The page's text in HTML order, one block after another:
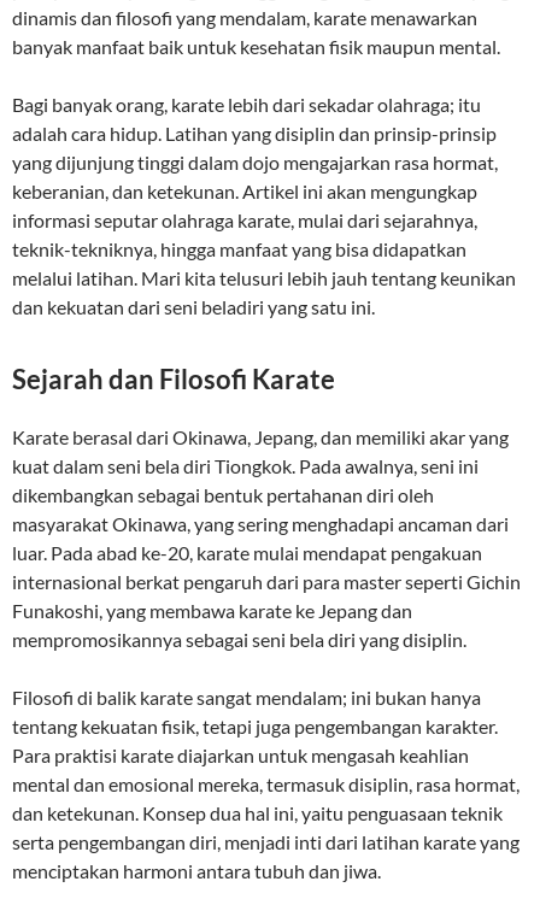
dinamis dan filosofi yang mendalam, karate menawarkan
banyak manfaat baik untuk kesehatan fisik maupun mental.
Bagi banyak orang, karate lebih dari sekadar olahraga; itu
adalah cara hidup. Latihan yang disiplin dan prinsip-prinsip
yang dijunjung tinggi dalam dojo mengajarkan rasa hormat,
keberanian, dan ketekunan. Artikel ini akan mengungkap
informasi seputar olahraga karate, mulai dari sejarahnya,
teknik-tekniknya, hingga manfaat yang bisa didapatkan
melalui latihan. Mari kita telusuri lebih jauh tentang keunikan
dan kekuatan dari seni beladiri yang satu ini.
Sejarah dan Filosofi Karate
Karate berasal dari Okinawa, Jepang, dan memiliki akar yang
kuat dalam seni bela diri Tiongkok. Pada awalnya, seni ini
dikembangkan sebagai bentuk pertahanan diri oleh
masyarakat Okinawa, yang sering menghadapi ancaman dari
luar. Pada abad ke-20, karate mulai mendapat pengakuan
internasional berkat pengaruh dari para master seperti Gichin
Funakoshi, yang membawa karate ke Jepang dan
mempromosikannya sebagai seni bela diri yang disiplin.
Filosofi di balik karate sangat mendalam; ini bukan hanya
tentang kekuatan fisik, tetapi juga pengembangan karakter.
Para praktisi karate diajarkan untuk mengasah keahlian
mental dan emosional mereka, termasuk disiplin, rasa hormat,
dan ketekunan. Konsep dua hal ini, yaitu penguasaan teknik
serta pengembangan diri, menjadi inti dari latihan karate yang
menciptakan harmoni antara tubuh dan jiwa.